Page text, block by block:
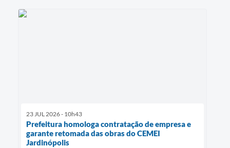
23 JUL 2026 - 10h43
Prefeitura homologa contratação de empresa e
garante retomada das obras do CEMEI
Jardinópolis